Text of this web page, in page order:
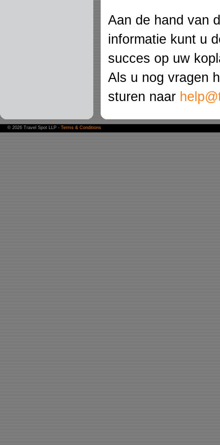
Aan de hand van
informatie kunt u
succes op uw
Als u nog vragen
sturen naar
© 2026 Travel Spot LLP - Terms & Conditions